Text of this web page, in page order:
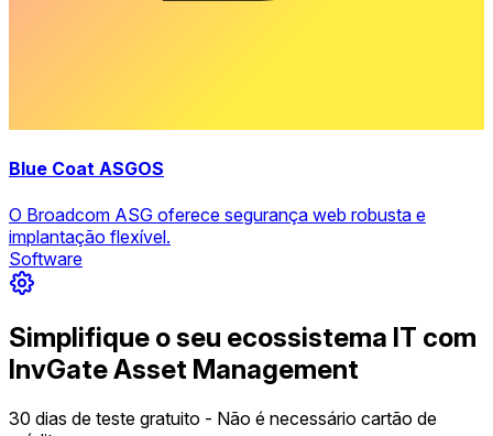
Blue Coat ASGOS
O Broadcom ASG oferece segurança web robusta e
implantação flexível.
Software
Simplifique o seu ecossistema IT com
InvGate Asset Management
30 dias de teste gratuito - Não é necessário cartão de